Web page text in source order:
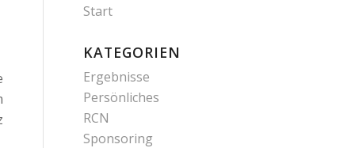
Start
KATEGORIEN
Ergebnisse
Persönliches
RCN
Sponsoring